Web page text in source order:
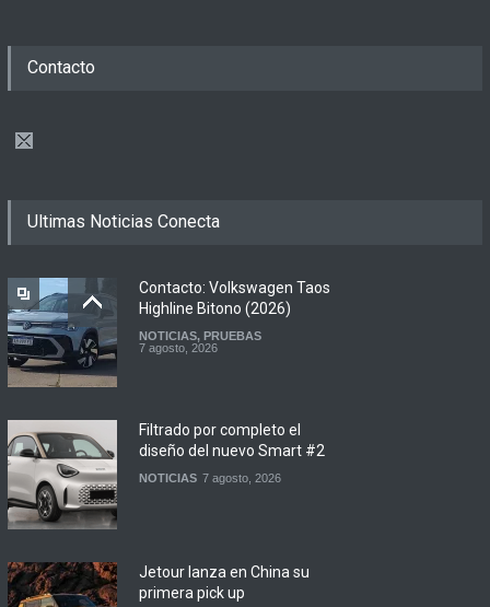
Contacto
Ultimas Noticias Conecta
Contacto: Volkswagen Taos
Highline Bitono (2026)
NOTICIAS, PRUEBAS
7 agosto, 2026
Filtrado por completo el
diseño del nuevo Smart #2
NOTICIAS 7 agosto, 2026
Jetour lanza en China su
primera pick up